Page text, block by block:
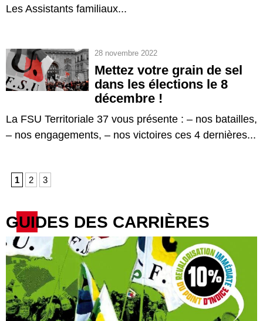
Les Assistants familiaux...
28 novembre 2022
Mettez votre grain de sel
dans les élections le 8
décembre !
La FSU Territoriale 37 vous présente : – nos batailles,
– nos engagements, – nos victoires ces 4 dernières...
1 2 3
GUIDES DES CARRIÈRES